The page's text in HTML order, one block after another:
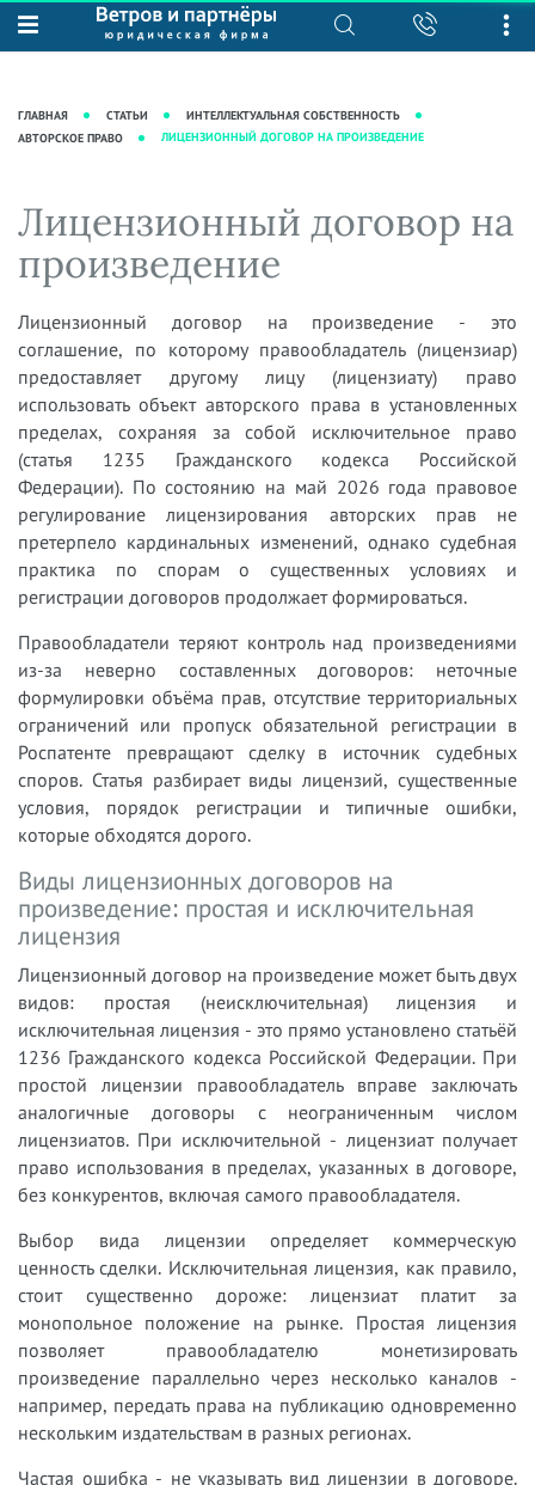
О нас
Рекомендации
Преимущества юридической
фирмы
Кейсы
Вакансии
Юридические услуги
Интеллектуальная собственность
Налоговая практика
Сопровождение бизнеса
Ведение уголовных дел
Защита активов
Ведение дел о банкротстве
База знаний
практики"
Новости
Аудиоподкасты
Видеоподкасты
Справочная
Вопросы-ответы
Вебинары и семинары
Прямые эфиры
ГЛАВНАЯ СТАТЬИ
ИНТЕЛЛЕКТУАЛЬНАЯ СОБСТВЕННОСТЬ
АВТОРСКОЕ ПРАВО
ЛИЦЕНЗИОННЫЙ ДОГОВОР НА ПРОИЗВЕДЕНИЕ
Лицензионный договор на
произведение
Лицензионный договор на произведение - это
соглашение, по которому правообладатель (лицензиар)
предоставляет другому лицу (лицензиату) право
использовать объект авторского права в установленных
пределах, сохраняя за собой исключительное право
(статья 1235 Гражданского кодекса Российской
Федерации). По состоянию на май 2026 года правовое
регулирование лицензирования авторских прав не
претерпело кардинальных изменений, однако судебная
практика по спорам о существенных условиях и
регистрации договоров продолжает формироваться.
Правообладатели теряют контроль над произведениями
из-за неверно составленных договоров: неточные
формулировки объёма прав, отсутствие территориальных
ограничений или пропуск обязательной регистрации в
Роспатенте превращают сделку в источник судебных
споров. Статья разбирает виды лицензий, существенные
условия, порядок регистрации и типичные ошибки,
которые обходятся дорого.
Виды лицензионных договоров на
произведение: простая и исключительная
лицензия
Лицензионный договор на произведение может быть двух
видов: простая (неисключительная) лицензия и
исключительная лицензия - это прямо установлено статьёй
1236 Гражданского кодекса Российской Федерации. При
простой лицензии правообладатель вправе заключать
аналогичные договоры с неограниченным числом
лицензиатов. При исключительной - лицензиат получает
право использования в пределах, указанных в договоре,
без конкурентов, включая самого правообладателя.
Выбор вида лицензии определяет коммерческую
ценность сделки. Исключительная лицензия, как правило,
стоит существенно дороже: лицензиат платит за
монопольное положение на рынке. Простая лицензия
позволяет правообладателю монетизировать
произведение параллельно через несколько каналов -
например, передать права на публикацию одновременно
нескольким издательствам в разных регионах.
Частая ошибка - не указывать вид лицензии в договоре.